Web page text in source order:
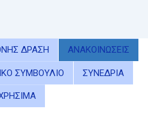
ΔΡΑΣΗ ΑΝΑΚΟΙΝΩΣΕΙΣ
ΣΥΜΒΟΥΛΙΟ ΣΥΝΕΔΡΙΑ